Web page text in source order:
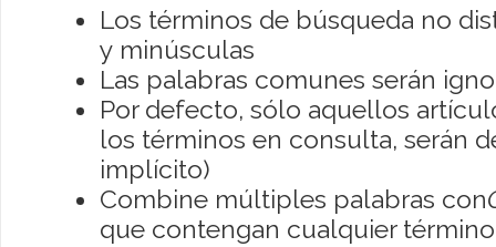
Los términos de búsqueda no
y minúsculas
Las palabras comunes serán
Por defecto, sólo aquellos
los términos en consulta, serán
implícito)
Combine múltiples palabras con
que contengan cualquier